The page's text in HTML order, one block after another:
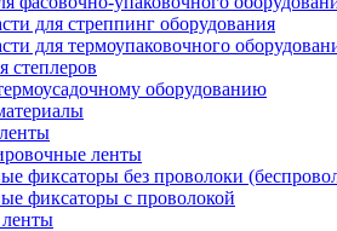
для стреппинг оборудования
для термоупаковочного
степлеров
оборудованию
ленты
фиксаторы без проволоки
фиксаторы с проволокой